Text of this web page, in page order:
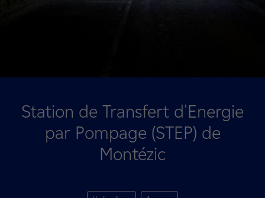
Station de Transfert d'Energie
par Pompage (STEP) de
Montézic